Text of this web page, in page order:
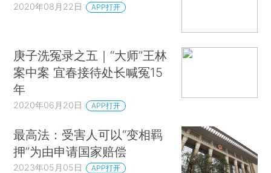
2020年08月22日 APP打开
庚子洗冤录之五｜“大师”王林
案中案 宜春接待处长喊冤15
年
2020年06月20日 APP打开
最高法：受害人可以“变相羁
押”为由申请国家赔偿
2023年05月05日 APP打开